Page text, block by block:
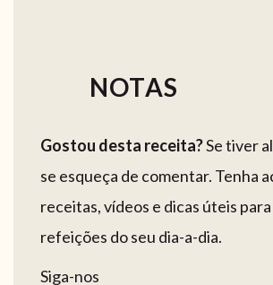
NOTAS
Gostou desta receita?Se tiver
se esqueça de comentar. Tenha
receitas, vídeos e dicas úteis
refeições do seu dia-a-dia.
Siga-nos